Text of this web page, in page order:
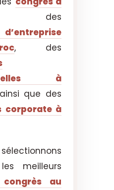
des
, des
à
ainsi que des
corporate à
meilleurs
au